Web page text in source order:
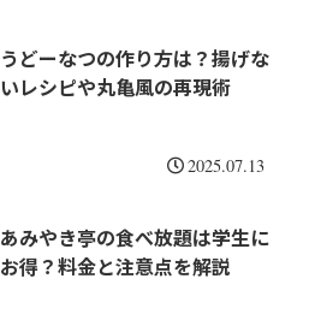
うどーなつの作り方は？揚げな
いレシピや丸亀風の再現術
2025.07.13
あみやき亭の食べ放題は学生に
お得？料金と注意点を解説